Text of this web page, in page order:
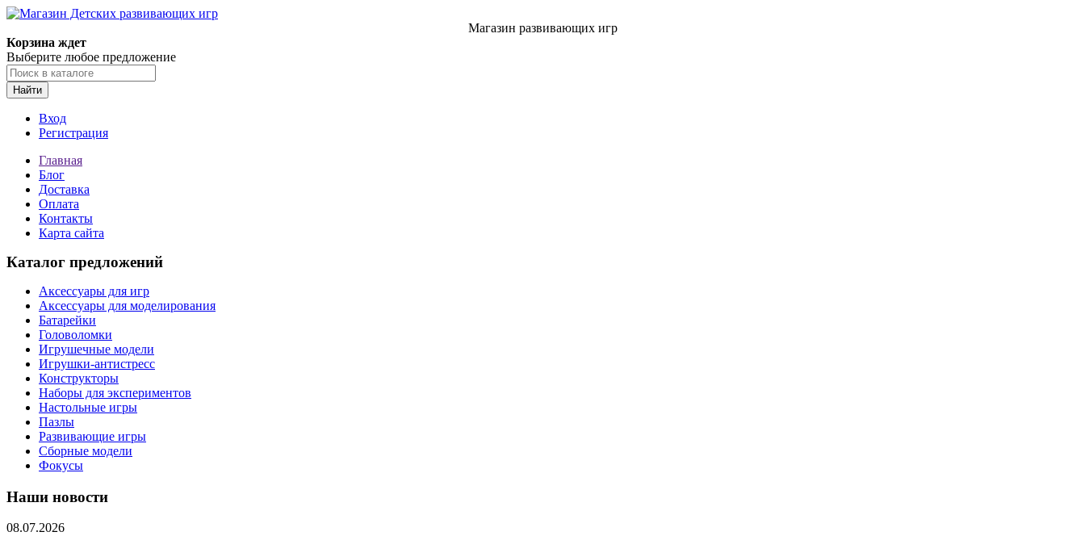
Магазин развивающих игр
Корзина ждет
Выберите любое предложение
Найти
Вход
Регистрация
Главная
Блог
Доставка
Оплата
Контакты
Карта сайта
Каталог предложений
Аксессуары для игр
Аксессуары для моделирования
Батарейки
Головоломки
Игрушечные модели
Игрушки-антистресс
Конструкторы
Наборы для экспериментов
Настольные игры
Пазлы
Развивающие игры
Сборные модели
Фокусы
Наши новости
08.07.2026